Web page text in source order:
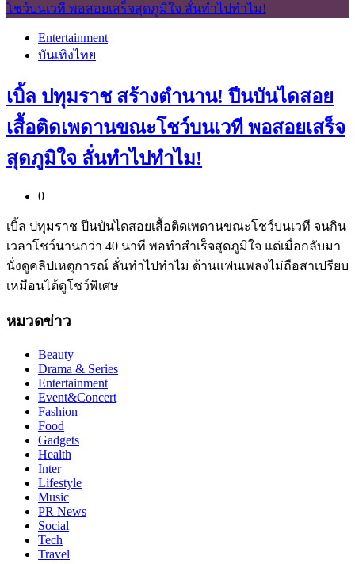
Entertainment
บันเทิงไทย
เบิ้ล ปทุมราช สร้างตำนาน! ปีนบันไดสอย
เสื้อติดเพดานขณะโชว์บนเวที พอสอยเสร็จ
สุดภูมิใจ ลั่นทำไปทำไม!
0
เบิ้ล ปทุมราช ปีนบันไดสอยเสื้อติดเพดานขณะโชว์บนเวที จนกิน
เวลาโชว์นานกว่า 40 นาที พอทำสำเร็จสุดภูมิใจ แต่เมื่อกลับมา
นั่งดูคลิปเหตุการณ์ ลั่นทำไปทำไม ด้านแฟนเพลงไม่ถือสาเปรียบ
เหมือนได้ดูโชว์พิเศษ
หมวดข่าว
Beauty
Drama & Series
Entertainment
Event&Concert
Fashion
Food
Gadgets
Health
Inter
Lifestyle
Music
PR News
Social
Tech
Travel